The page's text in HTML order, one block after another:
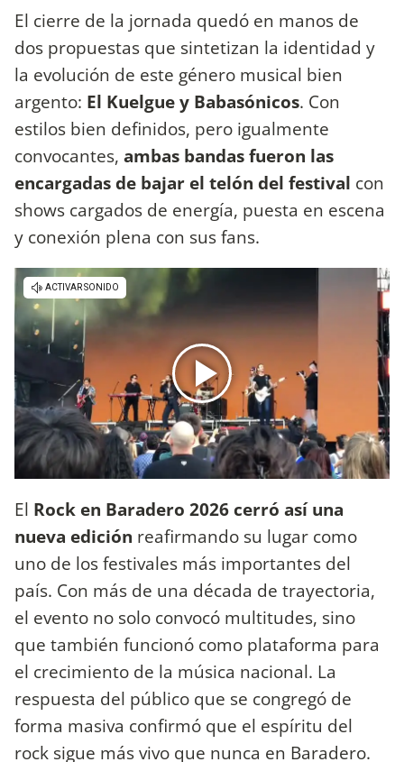
El cierre de la jornada quedó en manos de
dos propuestas que sintetizan la identidad y
la evolución de este género musical bien
argento: El Kuelgue y Babasónicos. Con
estilos bien definidos, pero igualmente
convocantes, ambas bandas fueron las
encargadas de bajar el telón del festival con
shows cargados de energía, puesta en escena
y conexión plena con sus fans.
El Rock en Baradero 2026 cerró así una
nueva edición reafirmando su lugar como
uno de los festivales más importantes del
país. Con más de una década de trayectoria,
el evento no solo convocó multitudes, sino
que también funcionó como plataforma para
el crecimiento de la música nacional. La
respuesta del público que se congregó de
forma masiva confirmó que el espíritu del
rock sigue más vivo que nunca en Baradero.